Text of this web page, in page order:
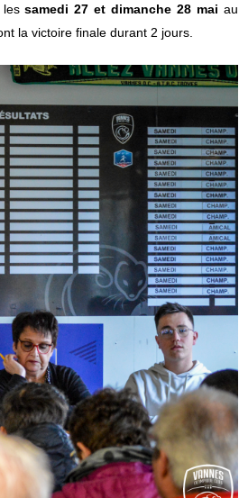
lessamedi 27 et dimanche 28 mai au
la victoire finale durant 2 jours.